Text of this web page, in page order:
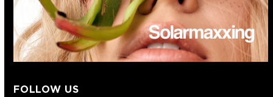
FOLLOW US